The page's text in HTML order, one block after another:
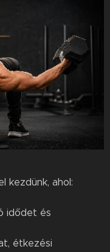
kezdünk, ahol:
idődet és
étkezési